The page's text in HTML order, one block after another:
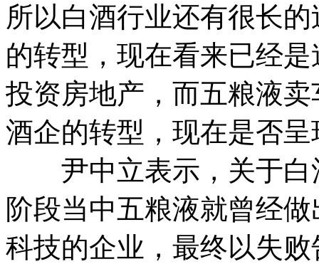
所以白酒行业还有很长
的转型，现在看来已经
投资房地产，而五粮液
酒企的转型，现在是否
尹中立表示，关于白
阶段当中五粮液就曾经
科技的企业，最终以失